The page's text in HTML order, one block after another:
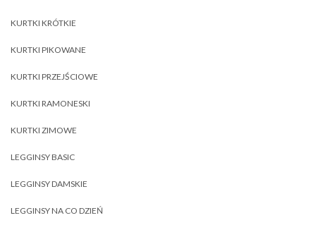
KURTKI KRÓTKIE
KURTKI PIKOWANE
KURTKI PRZEJŚCIOWE
KURTKI RAMONESKI
KURTKI ZIMOWE
LEGGINSY BASIC
LEGGINSY DAMSKIE
LEGGINSY NA CO DZIEŃ